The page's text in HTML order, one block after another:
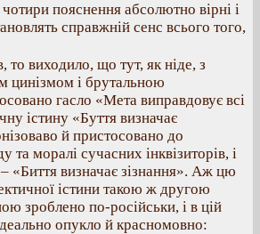
чотири пояснення абсолютно вірні і
справжній сенс всього того,
виходило, що тут, як ніде, з
цинізмом і брутальною
гасло «Мета виправдовує всі
істину «Буття визначає
й пристосовано до
та моралі сучасних інквізиторів, і
«Биття визначає зізнання». Аж цю
істини такою ж другою
зроблено по-російськи, і в цій
опукло й красномовно: